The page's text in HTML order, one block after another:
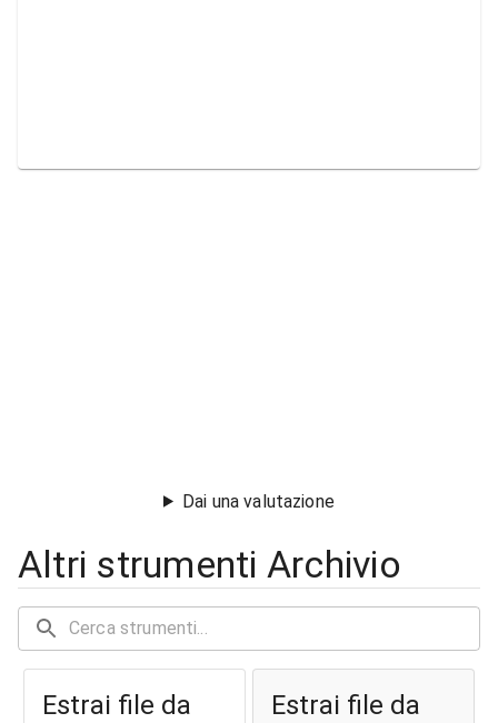
Dai una valutazione
Altri strumenti Archivio
Estrai file da
Estrai file da